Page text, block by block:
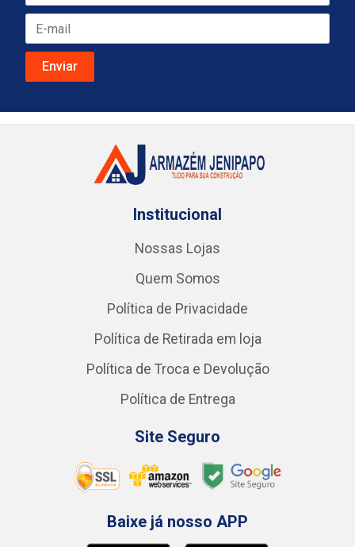
Institucional
Nossas Lojas
Quem Somos
Política de Privacidade
Política de Retirada em loja
Política de Troca e Devolução
Política de Entrega
Site Seguro
Baixe já nosso APP